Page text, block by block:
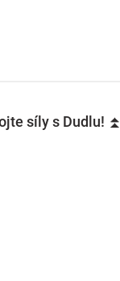
síly s Dudlu! ⏫